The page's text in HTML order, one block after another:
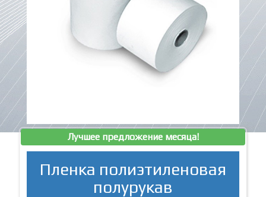
Лучшее предложение месяца!
Пленка полиэтиленовая
полурукав